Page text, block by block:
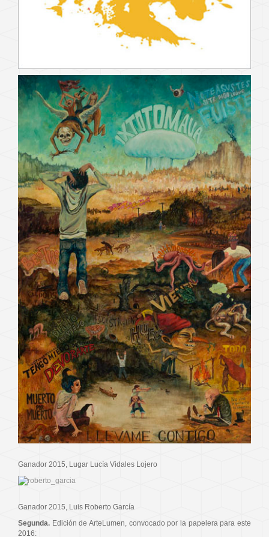
Ganador 2015, Lugar Lucía Vidales Lojero
Ganador 2015, Luis Roberto García
Segunda. Edición de ArteLumen, convocado por la papelera para este
2016: